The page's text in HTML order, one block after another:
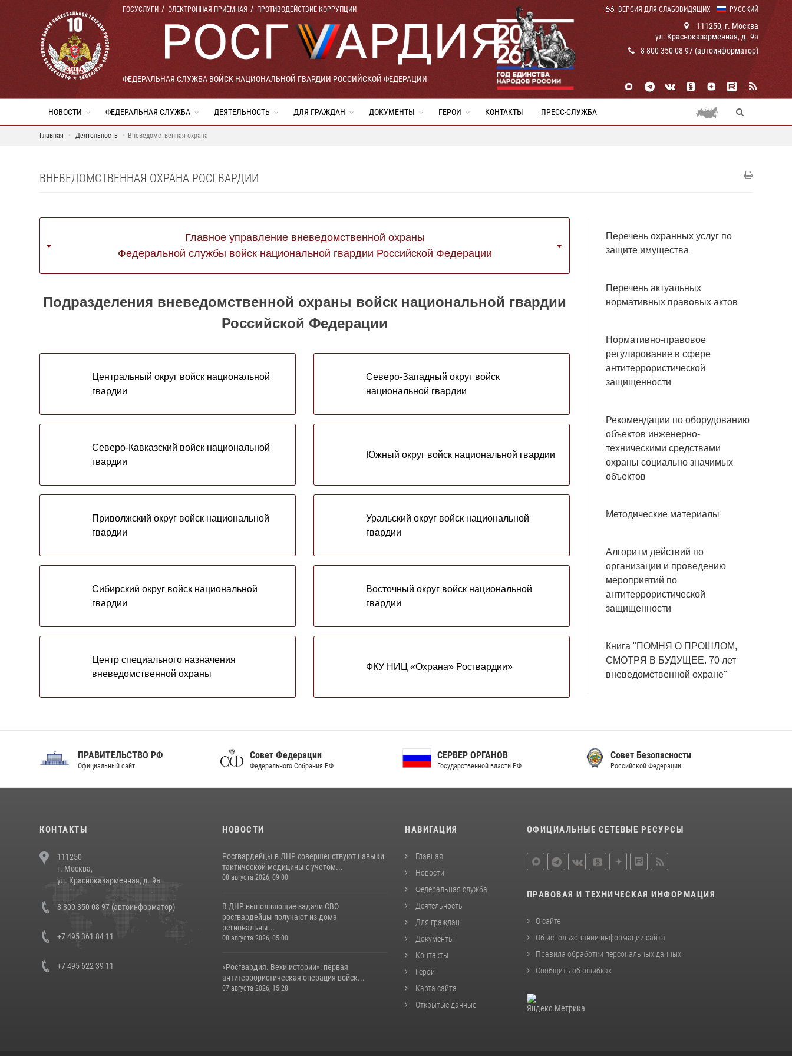
РУССКИЙ
ГОСУСЛУГИ ЭЛЕКТРОННАЯ ПРИЁМНАЯ ПРОТИВОДЕЙСТВИЕ КОРРУПЦИИ ВЕРСИЯ ДЛЯ СЛАБОВИДЯЩИХ
ФЕДЕРАЛЬНАЯ СЛУЖБА ВОЙСК НАЦИОНАЛЬНОЙ ГВАРДИИ РОССИЙСКОЙ ФЕДЕРАЦИИ
111250, г. Москва
ул. Красноказарменная, д. 9а
8 800 350 08 97 (автоинформатор)
НОВОСТИ ФЕДЕРАЛЬНАЯ СЛУЖБА ДЕЯТЕЛЬНОСТЬ ДЛЯ ГРАЖДАН ДОКУМЕНТЫ ГЕРОИ КОНТАКТЫ ПРЕСС-СЛУЖБА
Главная Деятельность Вневедомственная охрана
ВНЕВЕДОМСТВЕННАЯ ОХРАНА РОСГВАРДИИ
Главное управление вневедомственной охраны
Федеральной службы войск национальной гвардии Российской Федерации
Подразделения вневедомственной охраны войск национальной гвардии
Российской Федерации
Центральный округ войск национальной
гвардии
Северо-Западный округ войск
национальной гвардии
Северо-Кавказский войск национальной
гвардии
Южный округ войск национальной гвардии
Приволжский округ войск национальной
гвардии
Уральский округ войск национальной
гвардии
Сибирский округ войск национальной
гвардии
Восточный округ войск национальной
гвардии
Центр специального назначения
вневедомственной охраны
ФКУ НИЦ «Охрана» Росгвардии»
Перечень охранных услуг по
защите имущества
Перечень актуальных
нормативных правовых актов
Нормативно-правовое
регулирование в сфере
антитеррористической
защищенности
Рекомендации по оборудованию
объектов инженерно-
техническими средствами
охраны социально значимых
объектов
Методические материалы
Алгоритм действий по
организации и проведению
мероприятий по
антитеррористической
защищенности
Книга "ПОМНЯ О ПРОШЛОМ,
СМОТРЯ В БУДУЩЕЕ. 70 лет
вневедомственной охране"
ПРАВИТЕЛЬСТВО РФ
Официальный сайт
Совет Федерации
Федерального Собрания РФ
СЕРВЕР ОРГАНОВ
Государственной власти РФ
Совет Безопасности
Российской Федерации
КОНТАКТЫ
111250
г. Москва,
ул. Красноказарменная, д. 9а
8 800 350 08 97 (автоинформатор)
+7 495 361 84 11
+7 495 622 39 11
НОВОСТИ
Росгвардейцы в ЛНР совершенствуют навыки
тактической медицины с учетом...
08 августа 2026, 09:00
В ДНР выполняющие задачи СВО
росгвардейцы получают из дома
региональны...
08 августа 2026, 05:00
«Росгвардия. Вехи истории»: первая
антитеррористическая операция войск...
07 августа 2026, 15:28
НАВИГАЦИЯ
Главная
Новости
Федеральная служба
Деятельность
Для граждан
Документы
Контакты
Герои
Карта сайта
Открытые данные
ОФИЦИАЛЬНЫЕ СЕТЕВЫЕ РЕСУРСЫ
ПРАВОВАЯ И ТЕХНИЧЕСКАЯ ИНФОРМАЦИЯ
О сайте
Об использовании информации сайта
Правила обработки персональных данных
Сообщить об ошибках